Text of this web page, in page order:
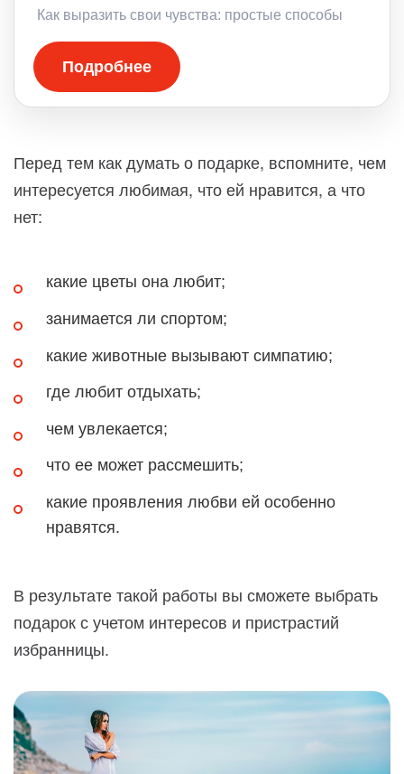
Как выразить свои чувства: простые способы
Подробнее
Перед тем как думать о подарке, вспомните, чем
интересуется любимая, что ей нравится, а что
нет:
какие цветы она любит;
занимается ли спортом;
какие животные вызывают симпатию;
где любит отдыхать;
чем увлекается;
что ее может рассмешить;
какие проявления любви ей особенно
нравятся.
В результате такой работы вы сможете выбрать
подарок с учетом интересов и пристрастий
избранницы.